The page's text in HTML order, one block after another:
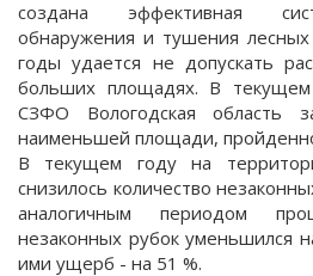
создана эффективная
обнаружения и тушения
годы удается не допускать
больших площадях. В
СЗФО Вологодская область
наименьшей площади,
В текущем году на
снизилось количество
аналогичным периодом
незаконных рубок уменьшился
ими ущерб - на 51 %.